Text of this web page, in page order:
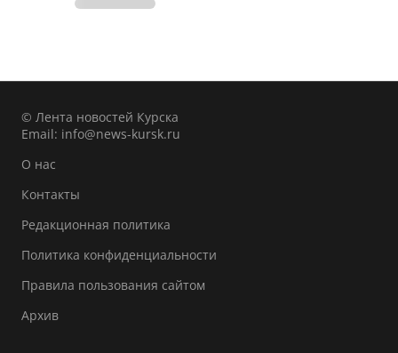
© Лента новостей Курска
Email: info@news-kursk.ru
О нас
Контакты
Редакционная политика
Политика конфиденциальности
Правила пользования сайтом
Архив